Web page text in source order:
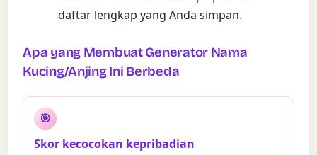
daftar lengkap yang Anda simpan.
Apa yang Membuat Generator Nama
Kucing/Anjing Ini Berbeda
🎯
Skor kecocokan kepribadian